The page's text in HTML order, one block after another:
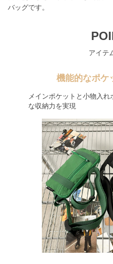
バッグです。
アイテ
機能的なポケ
メインポケットと小物入
な収納力を実現